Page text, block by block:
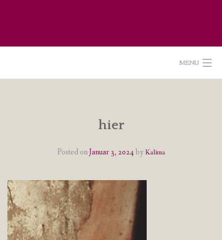
MENU
IMPRESSUM & DATENSCHUTZ
hier
Posted onJanuar 3, 2024by Kalima